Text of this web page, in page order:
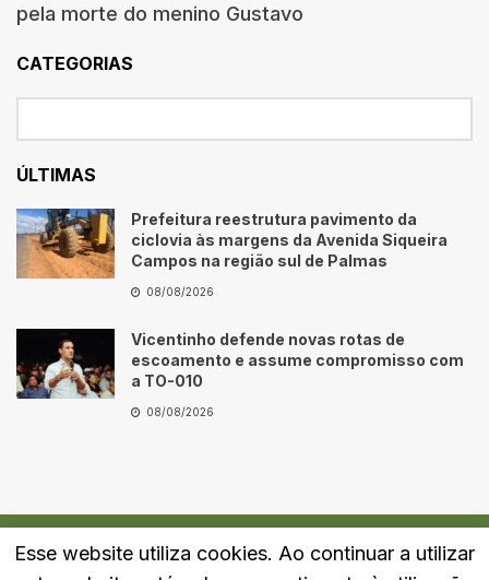
pela morte do menino Gustavo
CATEGORIAS
ÚLTIMAS
Prefeitura reestrutura pavimento da
ciclovia às margens da Avenida Siqueira
Campos na região sul de Palmas
08/08/2026
Vicentinho defende novas rotas de
escoamento e assume compromisso com
a TO-010
08/08/2026
Quem Somos Fale Conosco Política de Privacidade
Esse website utiliza cookies. Ao continuar a utilizar